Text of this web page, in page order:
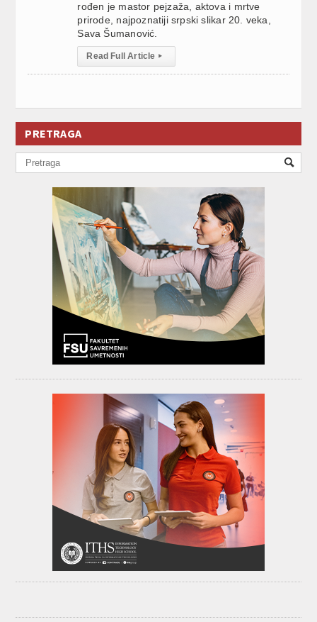
rođen je mastor pejzaža, aktova i mrtve
prirode, najpoznatiji srpski slikar 20. veka,
Sava Šumanović.
Read Full Article ▸
PRETRAGA